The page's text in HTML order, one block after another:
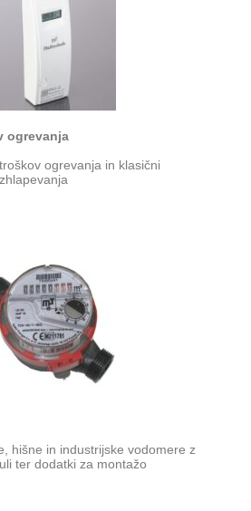
ogrevanja
ogrevanja in klasični
hišne in industrijske vodomere z
ter dodatki za montažo